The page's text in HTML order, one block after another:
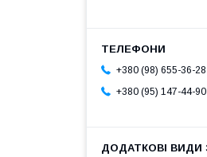
+380 (98) 655-36-28
+380 (95) 147-44-90